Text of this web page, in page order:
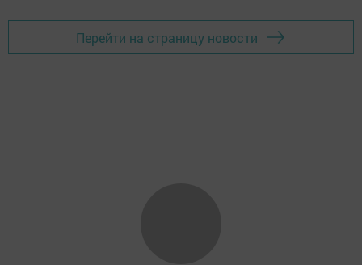
Перейти на страницу новости